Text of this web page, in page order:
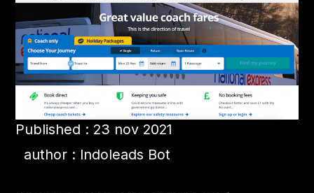
Published : 23 nov 2021
author : Indoleads Bot